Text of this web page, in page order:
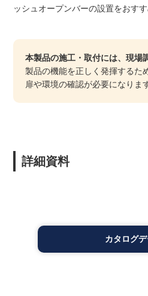
ッシュオープンバーの設置をおすす
本製品の施工・取付には、現場
製品の機能を正しく発揮するた
扉や環境の確認が必要になりま
詳細資料
カタログデ